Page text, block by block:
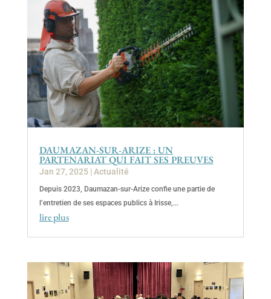
DAUMAZAN-SUR-ARIZE : UN
PARTENARIAT QUI FAIT SES PREUVES
Jan 27, 2025|Actualité
Depuis 2023, Daumazan-sur-Arize confie une partie de
l’entretien de ses espaces publics à Irisse,...
lire plus